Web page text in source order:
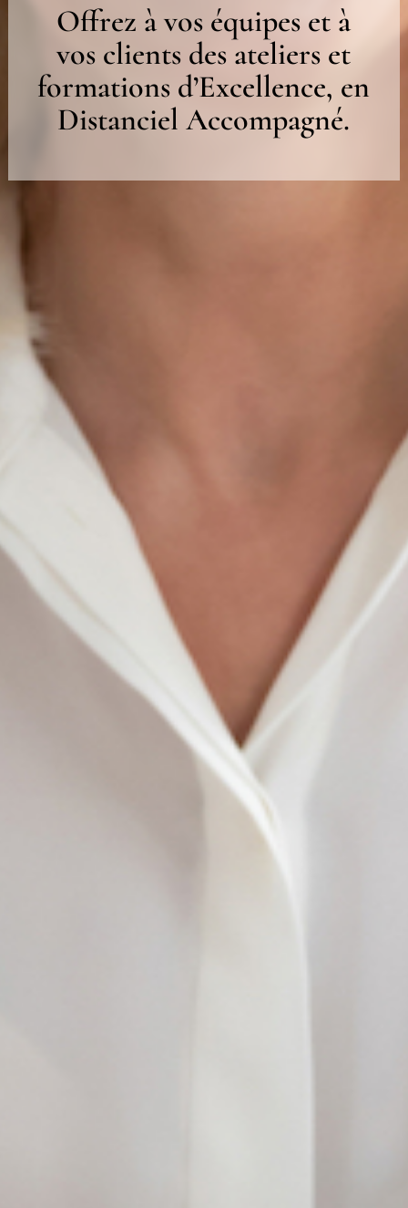
Offrez à vos équipes et à
vos clients des ateliers et
formations d’Excellence, en
Distanciel Accompagné.